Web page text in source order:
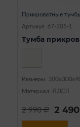
Прикроватные
Артикул: 67-305-1
Тумба
Размеры:
Материал: ЛДСП
2 990a 2 490